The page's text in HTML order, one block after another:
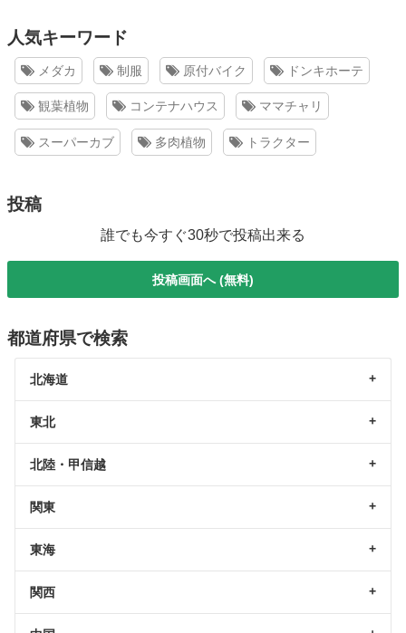
人気キーワード
メダカ 制服 原付バイク ドンキホーテ
観葉植物 コンテナハウス ママチャリ
スーパーカブ 多肉植物 トラクター
投稿
誰でも今すぐ30秒で投稿出来る
投稿画面へ (無料)
都道府県で検索
北海道
東北
北陸・甲信越
関東
東海
関西